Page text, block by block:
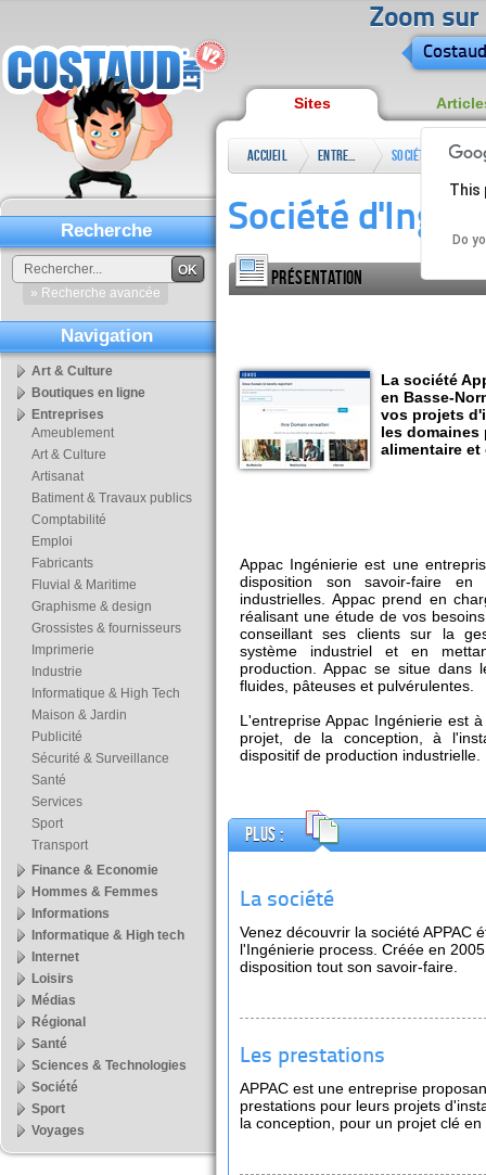
Zoom sur
Sites
Accueil Entreprises Société
Société
Présentation
La société
en Basse-
vos projets
les domaines
alimentaire et
Appac Ingénierie est une
disposition son savoir-faire en
industrielles. Appac prend en
réalisant une étude de vos
conseillant ses clients sur la
système industriel et en
production. Appac se situe dans
fluides, pâteuses et pulvérulentes.
L'entreprise Appac Ingénierie est
projet, de la conception, à
dispositif de production industrielle.
Plus :
La société
Venez découvrir la société APPAC
l'Ingénierie process. Créée en
disposition tout son savoir-faire.
Les prestations
APPAC est une entreprise
prestations pour leurs projets
la conception, pour un projet clé en
This
Do
Recherche
OK
» Recherche avancée
Navigation
Art & Culture
Boutiques en ligne
Entreprises
Ameublement
Art & Culture
Artisanat
Batiment & Travaux publics
Comptabilité
Emploi
Fabricants
Fluvial & Maritime
Graphisme & design
Grossistes & fournisseurs
Imprimerie
Industrie
Informatique & High Tech
Maison & Jardin
Publicité
Sécurité & Surveillance
Santé
Services
Sport
Transport
Finance & Economie
Hommes & Femmes
Informations
Informatique & High tech
Internet
Loisirs
Médias
Régional
Santé
Sciences & Technologies
Société
Sport
Voyages